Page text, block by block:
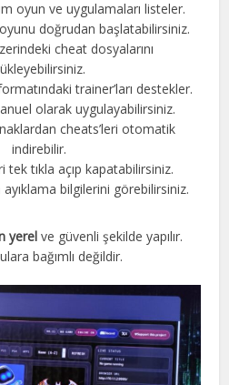
oyun ve uygulamaları listeler.
doğrudan başlatabilirsiniz.
cheat dosyalarını
trainer’ları destekler.
olarak uygulayabilirsiniz.
cheats’leri otomatik
indirebilir.
tek tıkla açıp kapatabilirsiniz.
bilgilerini görebilirsiniz.
yerel ve güvenli şekilde yapılır.
bağımlı değildir.